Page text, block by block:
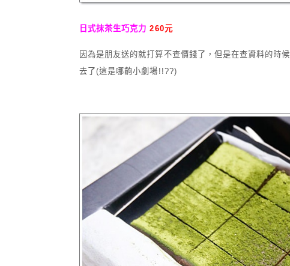
日式抹茶生巧克力260元
因為是朋友送的就打算不查價錢了，但是在查資料的時
去了(這是哪齣小劇場!!??)